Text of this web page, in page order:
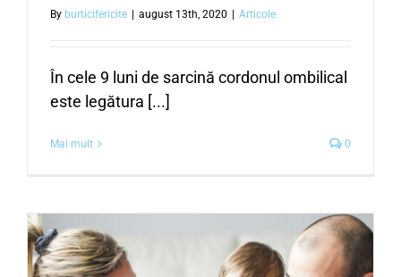
By burticifericite | august 13th, 2020 | Articole
În cele 9 luni de sarcină cordonul ombilical
este legătura [...]
Mai mult 0